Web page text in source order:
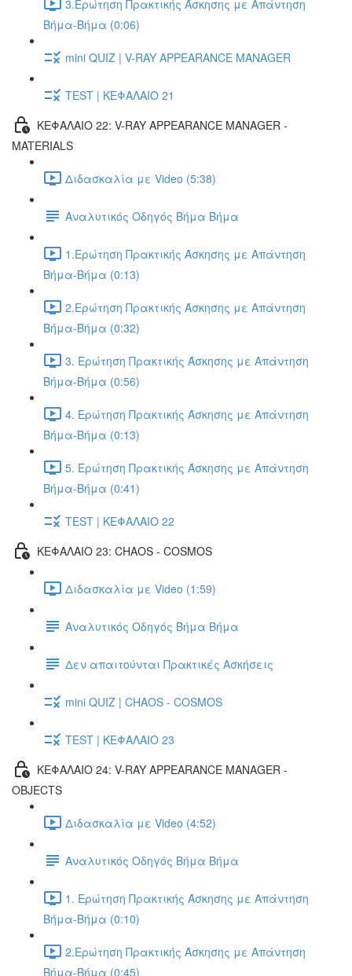
3.Ερώτηση Πρακτικής Άσκησης με Απάντηση
Βήμα-Βήμα (0:06)
mini QUIZ | V-RAY APPEARANCE MANAGER
TEST | ΚΕΦΑΛΑΙΟ 21
ΚΕΦΑΛΑΙΟ 22: V-RAY APPEARANCE MANAGER -
MATERIALS
Διδασκαλία με Video (5:38)
Αναλυτικός Οδηγός Βήμα Βήμα
1.Ερώτηση Πρακτικής Άσκησης με Απάντηση
Βήμα-Βήμα (0:13)
2.Ερώτηση Πρακτικής Άσκησης με Απάντηση
Βήμα-Βήμα (0:32)
3. Ερώτηση Πρακτικής Άσκησης με Απάντηση
Βήμα-Βήμα (0:56)
4. Ερώτηση Πρακτικής Άσκησης με Απάντηση
Βήμα-Βήμα (0:13)
5. Ερώτηση Πρακτικής Άσκησης με Απάντηση
Βήμα-Βήμα (0:41)
TEST | ΚΕΦΑΛΑΙΟ 22
ΚΕΦΑΛΑΙΟ 23: CHAOS - COSMOS
Διδασκαλία με Video (1:59)
Αναλυτικός Οδηγός Βήμα Βήμα
Δεν απαιτούνται Πρακτικές Ασκήσεις
mini QUIZ | CHAOS - COSMOS
TEST | ΚΕΦΑΛΑΙΟ 23
ΚΕΦΑΛΑΙΟ 24: V-RAY APPEARANCE MANAGER -
OBJECTS
Διδασκαλία με Video (4:52)
Αναλυτικός Οδηγός Βήμα Βήμα
1. Ερώτηση Πρακτικής Άσκησης με Απάντηση
Βήμα-Βήμα (0:10)
2.Ερώτηση Πρακτικής Άσκησης με Απάντηση
Βήμα-Βήμα (0:45)